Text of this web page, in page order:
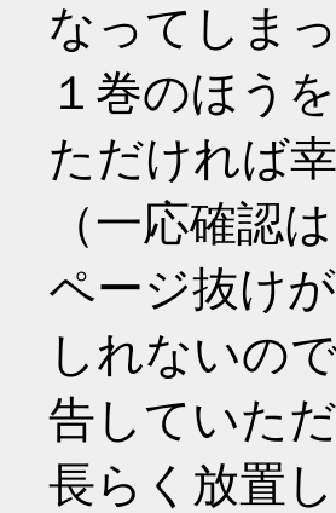
なってしま
１巻のほう
ただければ
（一応確認
ページ抜け
しれないの
告していた
長らく放置